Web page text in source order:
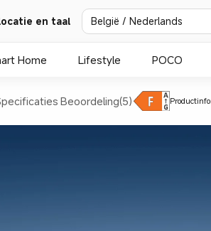
en taal België / Nederlands
Home Lifestyle POCO
Beoordeling(5)